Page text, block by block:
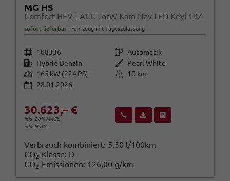
MG HS
Comfort HEV+ ACC TotW Kam Nav LED Keyl 19Z
sofort lieferbar Fahrzeug mit Tageszulassung
Fahrzeugnr. 108336 Getriebe Automatik
Kraftstoff Hybrid Benzin Außenfarbe
Pearl White
Leistung 165 kW (224 PS) Kilometerstand
10 km
28.01.2026
30.623,– €
inkl. 20% MwSt.
inkl. NoVA
Wir rufen Sie anFahrzeugexposé (PDF)
Verbrauch kombiniert: 5,50 l/100km
CO2-Klasse: D
CO2-Emissionen: 126,00 g/km